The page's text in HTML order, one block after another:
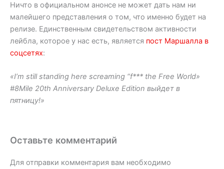
Ничто в официальном анонсе не может дать нам ни
малейшего представления о том, что именно будет на
релизе. Единственным свидетельством активности
лейбла, которое у нас есть, является пост Маршалла в
соцсетях:
«I’m still standing here screaming “f*** the Free World»
#8Mile 20th Anniversary Deluxe Edition выйдет в
пятницу!»
Оставьте комментарий
Для отправки комментария вам необходимо